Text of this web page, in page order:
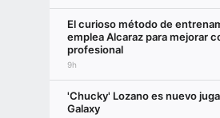
El curioso método de
emplea Alcaraz para mejorar
profesional
9h
'Chucky' Lozano es nuevo
Galaxy